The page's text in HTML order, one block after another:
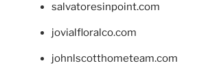
salvatoresinpoint.com
jovialfloralco.com
johnlscotthometeam.com